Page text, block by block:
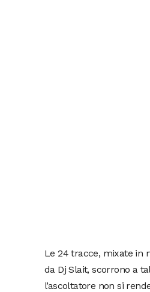
Le 24 tracce, mixate in
da Dj Slait, scorrono a
l’ascoltatore non si